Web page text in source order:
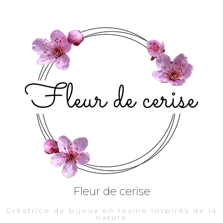
Fleur de cerise
Créatrice de bijoux en résine inspirés de la
nature